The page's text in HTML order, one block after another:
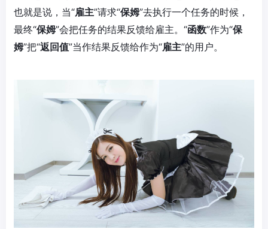
也就是说，当“雇主”请求“保姆”去执行一个任务的时候，
最终“保姆”会把任务的结果反馈给雇主。“函数”作为“保
姆”把“返回值”当作结果反馈给作为“雇主”的用户。